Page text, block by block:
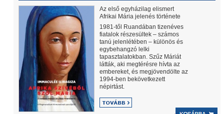
Az első egyházilag elismert
Afrikai Mária jelenés története
1981-től Ruandában tizenéves
fiatalok részesültek – számos
tanú jelenlétében – különös és
egybehangzó lelki
tapasztalatokban. Szűz Máriát
látták, aki megtérésre hívta az
embereket, és megjövendölte az
1994-ben bekövetkezett
népirtást.